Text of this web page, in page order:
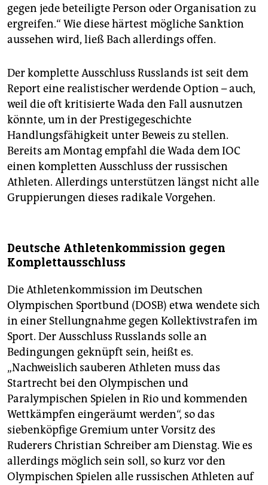
gegen jede beteiligte Person oder Organisation zu
ergreifen.“ Wie diese härtest mögliche Sanktion
aussehen wird, ließ Bach allerdings offen.
Der komplette Ausschluss Russlands ist seit dem
Report eine realistischer werdende Option – auch,
weil die oft kritisierte Wada den Fall ausnutzen
könnte, um in der Prestigegeschichte
Handlungsfähigkeit unter Beweis zu stellen.
Bereits am Montag empfahl die Wada dem IOC
einen kompletten Ausschluss der russischen
Athleten. Allerdings unterstützen längst nicht alle
Gruppierungen dieses radikale Vorgehen.
Deutsche Athletenkommission gegen
Komplettausschluss
Die Athletenkommission im Deutschen
Olympischen Sportbund (DOSB) etwa wendete sich
in einer Stellungnahme gegen Kollektivstrafen im
Sport. Der Ausschluss Russlands solle an
Bedingungen geknüpft sein, heißt es.
„Nachweislich sauberen Athleten muss das
Startrecht bei den Olympischen und
Paralympischen Spielen in Rio und kommenden
Wettkämpfen eingeräumt werden“, so das
siebenköpfige Gremium unter Vorsitz des
Ruderers Christian Schreiber am Dienstag. Wie es
allerdings möglich sein soll, so kurz vor den
Olympischen Spielen alle russischen Athleten auf